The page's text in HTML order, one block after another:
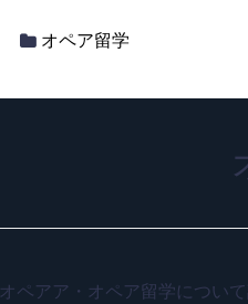
オペア留学
オペアア・オペア留学につい